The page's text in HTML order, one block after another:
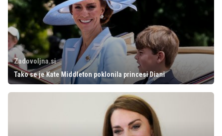
Zadovoljna.si
Tako se je Kate Middleton poklonila princesi Diani